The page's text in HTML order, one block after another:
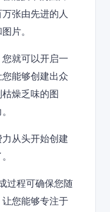
张由先进的人
片。
就可以开启一
能够创建出众
燥乏味的图
从头开始创建
过程可确保您随
您能够专注于